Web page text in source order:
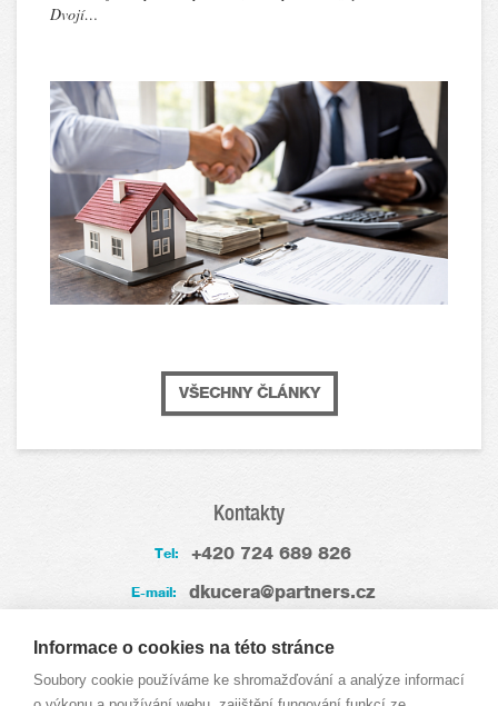
Dvojí…
VŠECHNY ČLÁNKY
Kontakty
Tel: +420 724 689 826
E-mail: dkucera@partners.cz
Zkušenosti
Informace o cookies na této stránce
Soubory cookie používáme ke shromažďování a analýze informací